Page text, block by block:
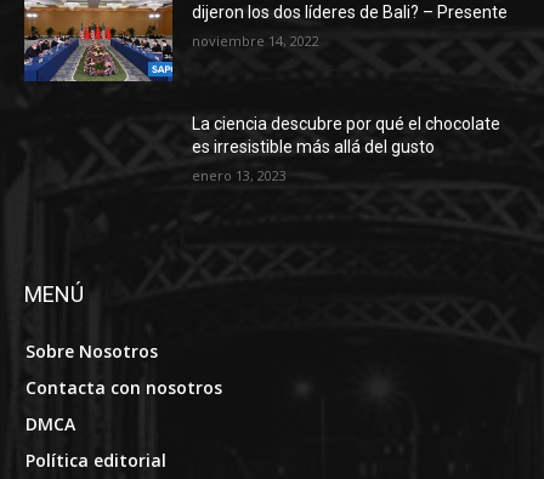
dijeron los dos líderes de Bali? – Presente
noviembre 14, 2022
La ciencia descubre por qué el chocolate
es irresistible más allá del gusto
enero 13, 2023
MENÚ
Sobre Nosotros
Contacta con nosotros
DMCA
Política editorial